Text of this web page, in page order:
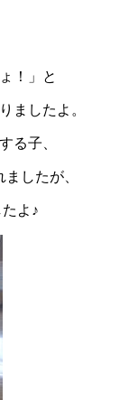
！」と
ましたよ。
る子、
したが、
よ♪